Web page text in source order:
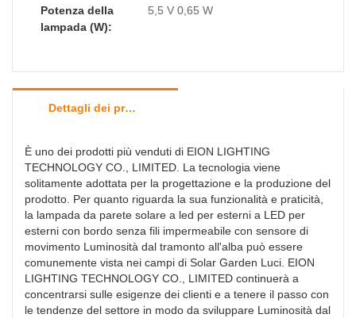
Potenza della
lampada (W):
5,5 V 0,65 W
Dettagli dei prodotti
È uno dei prodotti più venduti di EION LIGHTING
TECHNOLOGY CO., LIMITED. La tecnologia viene
solitamente adottata per la progettazione e la produzione del
prodotto. Per quanto riguarda la sua funzionalità e praticità,
la lampada da parete solare a led per esterni a LED per
esterni con bordo senza fili impermeabile con sensore di
movimento Luminosità dal tramonto all'alba può essere
comunemente vista nei campi di Solar Garden Luci. EION
LIGHTING TECHNOLOGY CO., LIMITED continuerà a
concentrarsi sulle esigenze dei clienti e a tenere il passo con
le tendenze del settore in modo da sviluppare Luminosità dal